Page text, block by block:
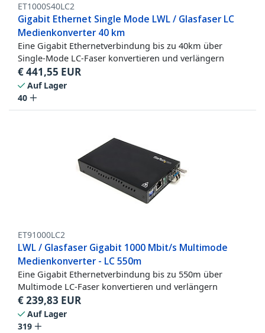
ET1000S40LC2
Gigabit Ethernet Single Mode LWL / Glasfaser LC
Medienkonverter 40 km
Eine Gigabit Ethernetverbindung bis zu 40km über
Single-Mode LC-Faser konvertieren und verlängern
€441,55 EUR
Auf Lager
40
ET91000LC2
LWL / Glasfaser Gigabit 1000 Mbit/s Multimode
Medienkonverter - LC 550m
Eine Gigabit Ethernetverbindung bis zu 550m über
Multimode LC-Faser konvertieren und verlängern
€239,83 EUR
Auf Lager
319